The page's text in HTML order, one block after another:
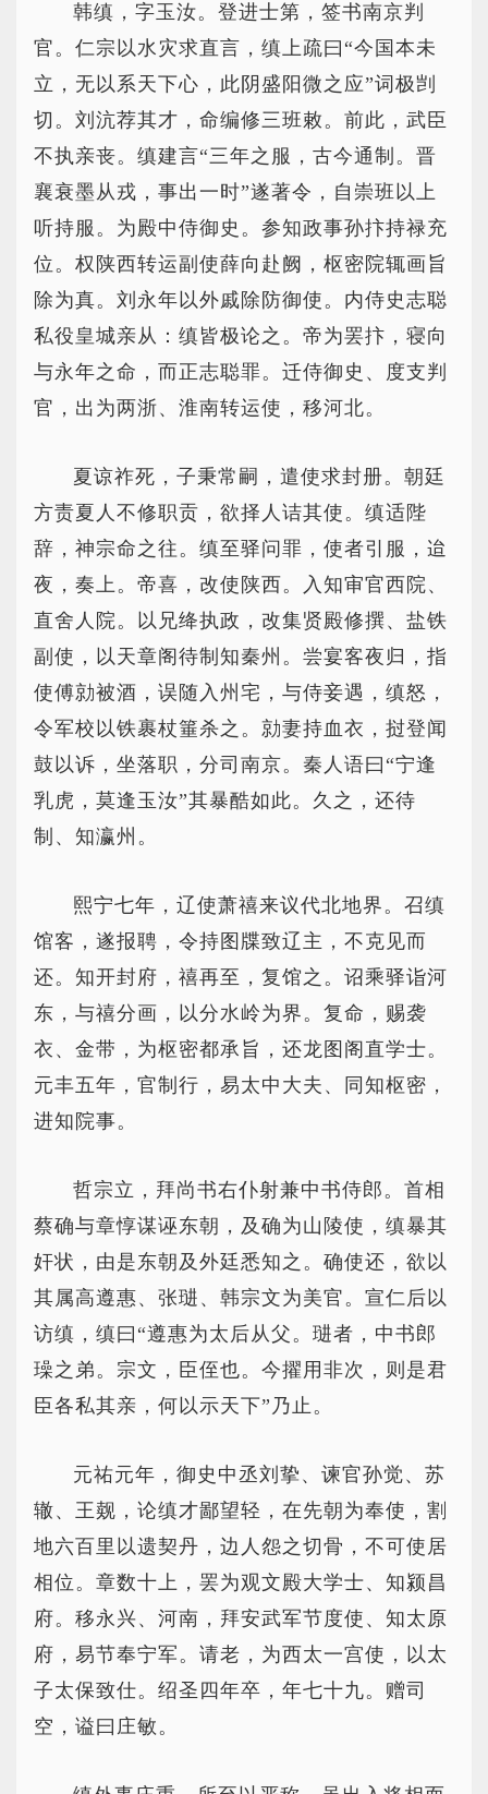
韩缜，字玉汝。登进士第，签书南京判
官。仁宗以水灾求直言，缜上疏曰“今国本未
立，无以系天下心，此阴盛阳微之应”词极剀
切。刘沆荐其才，命编修三班敕。前此，武臣
不执亲丧。缜建言“三年之服，古今通制。晋
襄衰墨从戎，事出一时”遂著令，自崇班以上
听持服。为殿中侍御史。参知政事孙抃持禄充
位。权陕西转运副使薛向赴阙，枢密院辄画旨
除为真。刘永年以外戚除防御使。内侍史志聪
私役皇城亲从：缜皆极论之。帝为罢抃，寝向
与永年之命，而正志聪罪。迁侍御史、度支判
官，出为两浙、淮南转运使，移河北。
夏谅祚死，子秉常嗣，遣使求封册。朝廷
方责夏人不修职贡，欲择人诘其使。缜适陛
辞，神宗命之往。缜至驿问罪，使者引服，迨
夜，奏上。帝喜，改使陕西。入知审官西院、
直舍人院。以兄绛执政，改集贤殿修撰、盐铁
副使，以天章阁待制知秦州。尝宴客夜归，指
使傅勍被酒，误随入州宅，与侍妾遇，缜怒，
令军校以铁裹杖箠杀之。勍妻持血衣，挝登闻
鼓以诉，坐落职，分司南京。秦人语曰“宁逢
乳虎，莫逢玉汝”其暴酷如此。久之，还待
制、知瀛州。
熙宁七年，辽使萧禧来议代北地界。召缜
馆客，遂报聘，令持图牒致辽主，不克见而
还。知开封府，禧再至，复馆之。诏乘驿诣河
东，与禧分画，以分水岭为界。复命，赐袭
衣、金带，为枢密都承旨，还龙图阁直学士。
元丰五年，官制行，易太中大夫、同知枢密，
进知院事。
哲宗立，拜尚书右仆射兼中书侍郎。首相
蔡确与章惇谋诬东朝，及确为山陵使，缜暴其
奸状，由是东朝及外廷悉知之。确使还，欲以
其属高遵惠、张琎、韩宗文为美官。宣仁后以
访缜，缜曰“遵惠为太后从父。琎者，中书郎
璪之弟。宗文，臣侄也。今擢用非次，则是君
臣各私其亲，何以示天下”乃止。
元祐元年，御史中丞刘挚、谏官孙觉、苏
辙、王觌，论缜才鄙望轻，在先朝为奉使，割
地六百里以遗契丹，边人怨之切骨，不可使居
相位。章数十上，罢为观文殿大学士、知颍昌
府。移永兴、河南，拜安武军节度使、知太原
府，易节奉宁军。请老，为西太一宫使，以太
子太保致仕。绍圣四年卒，年七十九。赠司
空，谥曰庄敏。